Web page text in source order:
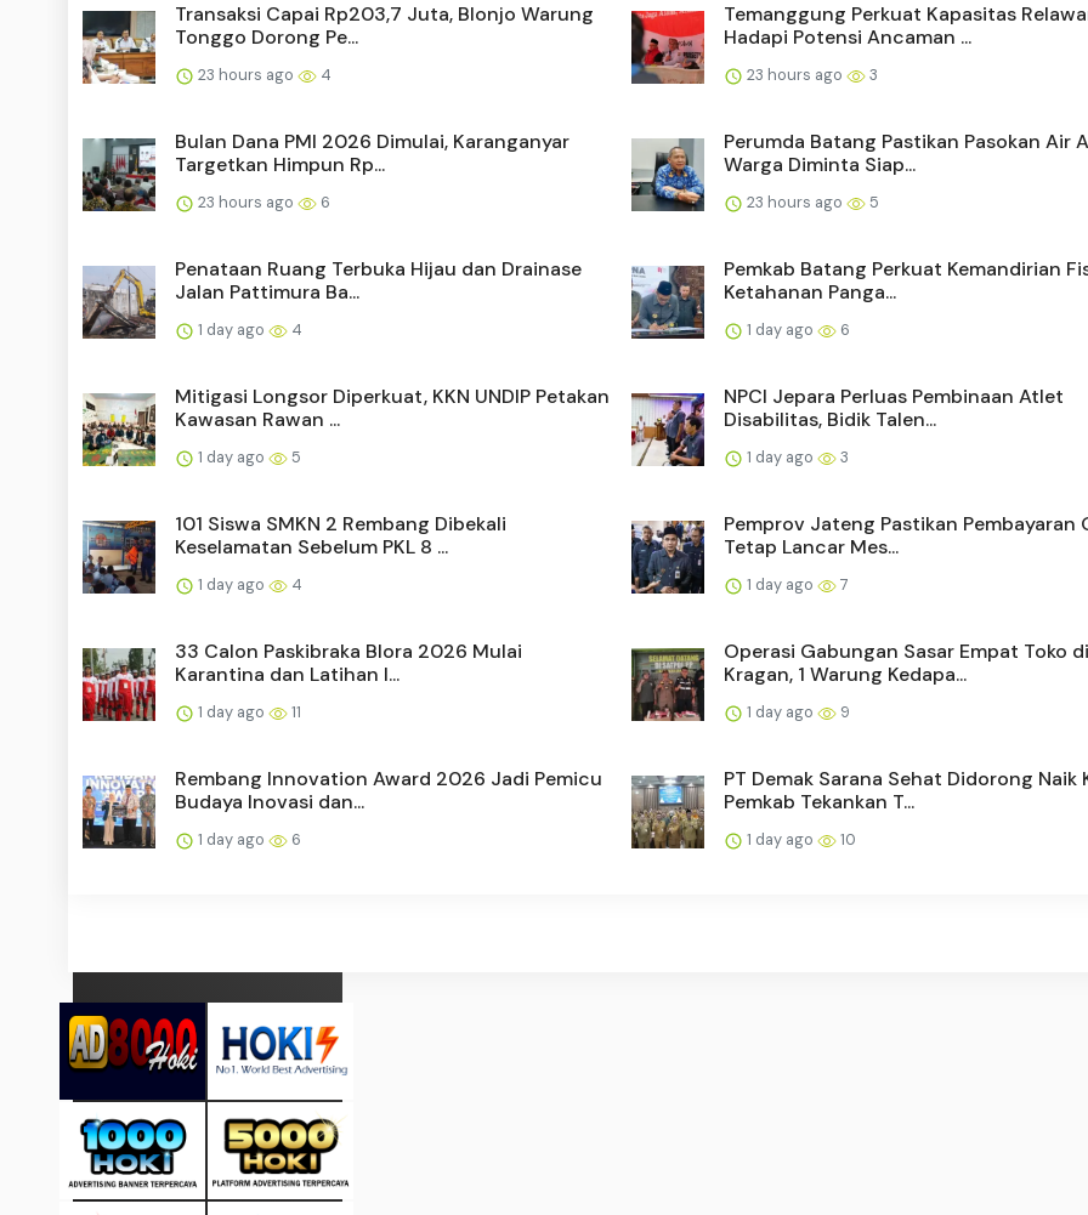
Transaksi Capai Rp203,7 Juta, Blonjo Warung
Tonggo Dorong Pe...
23 hours ago 4
Temanggung Perkuat Kapasitas
Hadapi Potensi Ancaman ...
23 hours ago 3
Bulan Dana PMI 2026 Dimulai, Karanganyar
Targetkan Himpun Rp...
23 hours ago 6
Perumda Batang Pastikan Pasokan Air
Warga Diminta Siap...
23 hours ago 5
Penataan Ruang Terbuka Hijau dan Drainase
Jalan Pattimura Ba...
1 day ago 4
Pemkab Batang Perkuat Kemandirian
Ketahanan Panga...
1 day ago 6
Mitigasi Longsor Diperkuat, KKN UNDIP Petakan
Kawasan Rawan ...
1 day ago 5
NPCI Jepara Perluas Pembinaan Atlet
Disabilitas, Bidik Talen...
1 day ago 3
101 Siswa SMKN 2 Rembang Dibekali
Keselamatan Sebelum PKL 8 ...
1 day ago 4
Pemprov Jateng Pastikan Pembayaran
Tetap Lancar Mes...
1 day ago 7
33 Calon Paskibraka Blora 2026 Mulai
Karantina dan Latihan I...
1 day ago 11
Operasi Gabungan Sasar Empat Toko di
Kragan, 1 Warung Kedapa...
1 day ago 9
Rembang Innovation Award 2026 Jadi Pemicu
Budaya Inovasi dan...
1 day ago 6
PT Demak Sarana Sehat Didorong Naik
Pemkab Tekankan T...
1 day ago 10